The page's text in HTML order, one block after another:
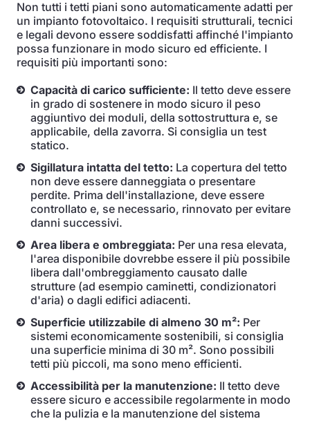
Non tutti i tetti piani sono automaticamente adatti per
un impianto fotovoltaico. I requisiti strutturali, tecnici
e legali devono essere soddisfatti affinché l'impianto
possa funzionare in modo sicuro ed efficiente. I
requisiti più importanti sono:
Capacità di carico sufficiente: Il tetto deve essere
in grado di sostenere in modo sicuro il peso
aggiuntivo dei moduli, della sottostruttura e, se
applicabile, della zavorra. Si consiglia un test
statico.
Sigillatura intatta del tetto: La copertura del tetto
non deve essere danneggiata o presentare
perdite. Prima dell'installazione, deve essere
controllato e, se necessario, rinnovato per evitare
danni successivi.
Area libera e ombreggiata: Per una resa elevata,
l'area disponibile dovrebbe essere il più possibile
libera dall'ombreggiamento causato dalle
strutture (ad esempio caminetti, condizionatori
d'aria) o dagli edifici adiacenti.
Superficie utilizzabile di almeno 30 m²: Per
sistemi economicamente sostenibili, si consiglia
una superficie minima di 30 m². Sono possibili
tetti più piccoli, ma sono meno efficienti.
Accessibilità per la manutenzione: Il tetto deve
essere sicuro e accessibile regolarmente in modo
che la pulizia e la manutenzione del sistema